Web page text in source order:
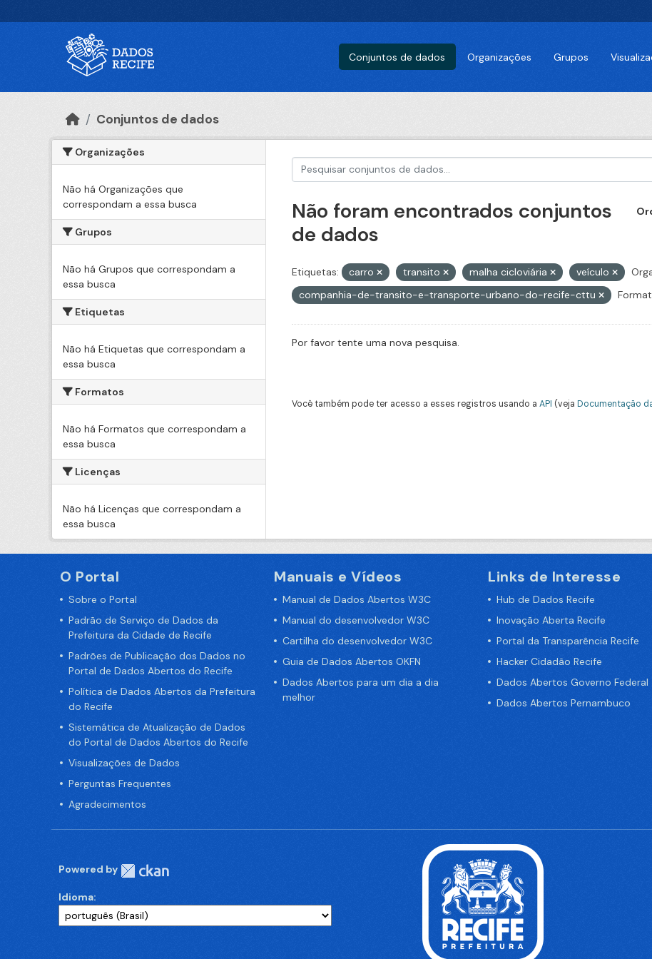
Conjuntos de dados Organizações Grupos
Conjuntos de dados
Organizações
Não há Organizações que
correspondam a essa busca
Grupos
Não há Grupos que correspondam a
essa busca
Etiquetas
Não há Etiquetas que correspondam a
essa busca
Formatos
Não há Formatos que correspondam a
essa busca
Licenças
Não há Licenças que correspondam a
essa busca
Não foram encontrados conjuntos
de dados
Etiquetas: carro transito malha cicloviária veículo
companhia-de-transito-e-transporte-urbano-do-recife-cttu
Por favor tente uma nova pesquisa.
Você também pode ter acesso a esses registros usando a API (veja Documentação
O Portal
Sobre o Portal
Padrão de Serviço de Dados da
Prefeitura da Cidade de Recife
Padrões de Publicação dos Dados no
Portal de Dados Abertos do Recife
Política de Dados Abertos da Prefeitura
do Recife
Sistemática de Atualização de Dados
do Portal de Dados Abertos do Recife
Visualizações de Dados
Perguntas Frequentes
Agradecimentos
Manuais e Vídeos
Manual de Dados Abertos W3C
Manual do desenvolvedor W3C
Cartilha do desenvolvedor W3C
Guia de Dados Abertos OKFN
Dados Abertos para um dia a dia
melhor
Links de Interesse
Hub de Dados Recife
Inovação Aberta Recife
Portal da Transparência Recife
Hacker Cidadão Recife
Dados Abertos Governo Federal
Dados Abertos Pernambuco
Powered by
Idioma